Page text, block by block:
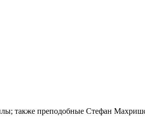
также преподобные Стефан